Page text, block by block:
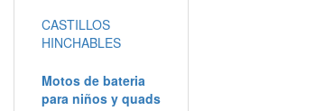
CASTILLOS
HINCHABLES
Motos de bateria
para niños y quads